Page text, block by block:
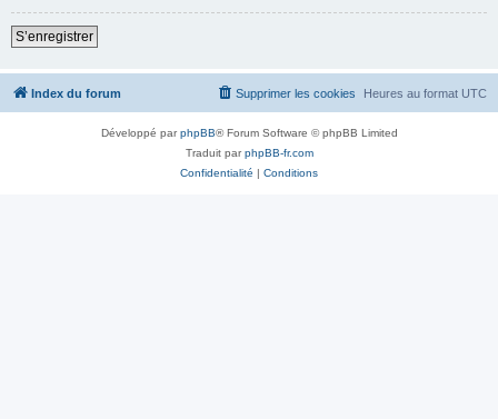
S’enregistrer
Index du forum Heures au format UTC
Supprimer les cookies
Développé parphpBB® Forum Software © phpBB Limited
Traduit parphpBB-fr.com
Confidentialité | Conditions